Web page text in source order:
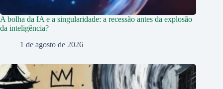
A bolha da IA e a singularidade: a recessão antes da explosão
da inteligência?
1 de agosto de 2026